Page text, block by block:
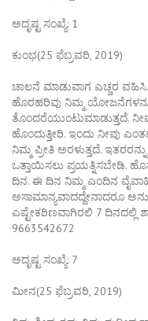
ಅದೃಷ್ಟ ಸಂಖ್ಯೆ: 1
ಕುಂಭ(25 ಫೆಬ್ರವರಿ, 2019)
ಚಾಲನೆ ಮಾಡುವಾಗ ಎಚ್ಚರ
ಹೊರಹರಿವು ನಿಮ್ಮ
ತೊಂದರೆಯುಂಟುಮಾಡುತ್ತದೆ.
ಹೊಂದುತ್ತೀರಿ. ಇಂದು ನೀವು
ನಿಮ್ಮ ಪ್ರೀತಿ ಅರಳುತ್ತದೆ.
ಒತ್ತಾಯಿಸಲು ಪ್ರಯತ್ನಿಸಬೇಡಿ.
ದಿನ. ಈ ದಿನ ನಿಮ್ಮ ಎಂದಿನ
ಅಸಾಮಾನ್ಯವಾದದ್ದೇನಾದರೂ
ಎಷ್ಟೇಕಠಿಣವಾಗಿರಲಿ 7 ದಿನದಲ್ಲಿ
9663542672
ಅದೃಷ್ಟ ಸಂಖ್ಯೆ: 7
ಮೀನ(25 ಫೆಬ್ರವರಿ, 2019)